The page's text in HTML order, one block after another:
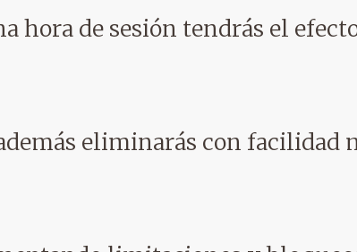
hora de sesión tendrás el
eliminarás con facilidad